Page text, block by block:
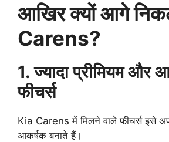
आखिर क्यों आगे
Carens?
1. ज्यादा प्रीमियम और
फीचर्स
Kia Carens में मिलने वाले फीचर्स इसे
आकर्षक बनाते हैं।